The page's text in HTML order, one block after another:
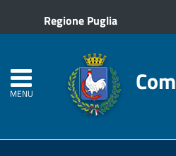
Regione Puglia
MENU